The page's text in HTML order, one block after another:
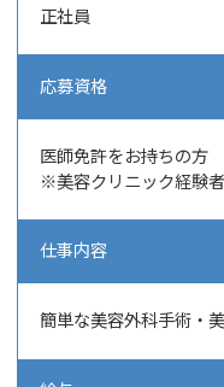
正社員
応募資格
医師免許をお持ちの方
※美容クリニック経験
仕事内容
簡単な美容外科手術・